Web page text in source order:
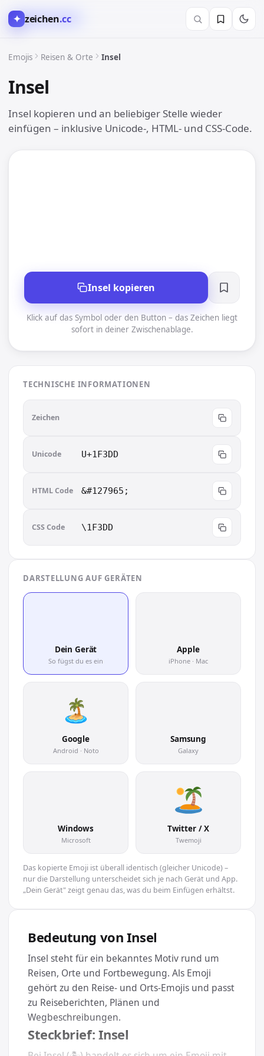
✦ zeichen.cc
Emojis Reisen & Orte Insel
Insel
Insel kopieren und an beliebiger Stelle wieder
einfügen – inklusive Unicode-, HTML- und CSS-Code.
✈️ Reisen & Orte
Insel kopieren
Klick auf das Symbol oder den Button – das Zeichen liegt
sofort in deiner Zwischenablage.
TECHNISCHE INFORMATIONEN
Zeichen
Unicode U+1F3DD
HTML Code &#127965;
CSS Code \1F3DD
DARSTELLUNG AUF GERÄTEN
Dein Gerät
So fügst du es ein
Apple
iPhone · Mac
Google
Android · Noto
Samsung
Galaxy
Windows
Microsoft
Twitter / X
Twemoji
Das kopierte Emoji ist überall identisch (gleicher Unicode) –
nur die Darstellung unterscheidet sich je nach Gerät und App.
„Dein Gerät" zeigt genau das, was du beim Einfügen erhältst.
Bedeutung von Insel
Insel steht für ein bekanntes Motiv rund um
Reisen, Orte und Fortbewegung. Als Emoji
gehört zu den Reise- und Orts-Emojis und passt
zu Reiseberichten, Plänen und
Wegbeschreibungen.
Steckbrief: Insel